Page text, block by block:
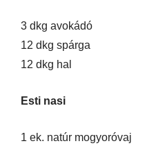
3 dkg avokádó
12 dkg spárga
12 dkg hal
Esti nasi
1 ek. natúr mogyoróvaj